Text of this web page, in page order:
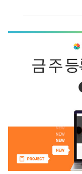
세요!! 1. 자산관리 통
마무리 테스트/보완 개
인, 개발5. 기업형웹
반응형웹+Android 앱
앱디자인,개발8. 렌트